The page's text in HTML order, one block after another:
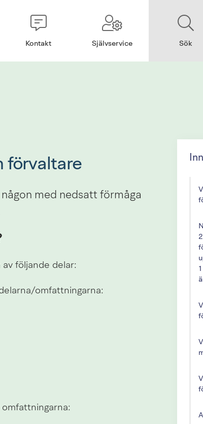
Kontakt Självservice Sök
förvaltare
med nedsatt förmåga
följande delar:
omfattningarna: